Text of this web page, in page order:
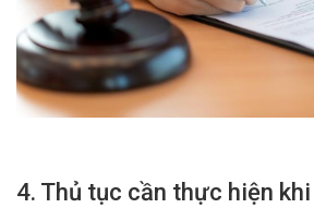
4. Thủ tục cần thực hiện